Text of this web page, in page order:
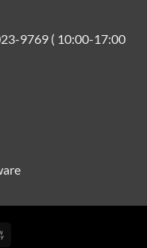
9769 ( 10:00-17:00